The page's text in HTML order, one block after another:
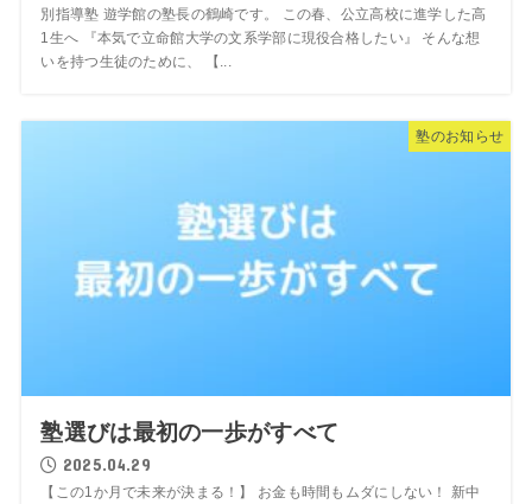
別指導塾 遊学館の塾長の鶴崎です。 この春、公立高校に進学した高
1生へ 『本気で立命館大学の文系学部に現役合格したい』 そんな想
いを持つ生徒のために、 【...
塾のお知らせ
塾選びは最初の一歩がすべて
2025.04.29
【この1か月で未来が決まる！】 お金も時間もムダにしない！ 新中